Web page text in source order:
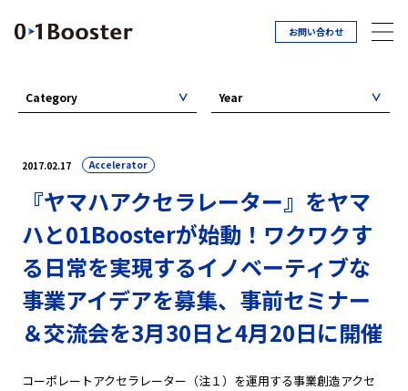
お問い合わせ
2017.02.17 Accelerator
『ヤマハアクセラレーター』をヤマ
ハと01Boosterが始動！ワクワクす
る日常を実現するイノベーティブな
事業アイデアを募集、事前セミナー
＆交流会を3月30日と4月20日に開催
コーポレートアクセラレーター（注１）を運用する事業創造アクセ
Category Year